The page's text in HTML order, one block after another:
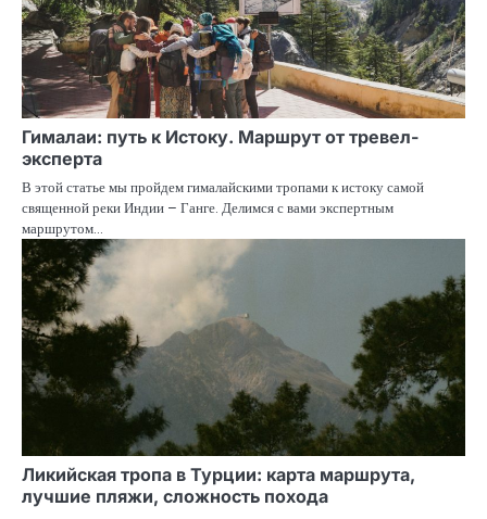
Гималаи: путь к Истоку. Маршрут от тревел-
эксперта
В этой статье мы пройдем гималайскими тропами к истоку самой
священной реки Индии – Ганге. Делимся с вами экспертным
маршрутом…
Ликийская тропа в Турции: карта маршрута,
лучшие пляжи, сложность похода